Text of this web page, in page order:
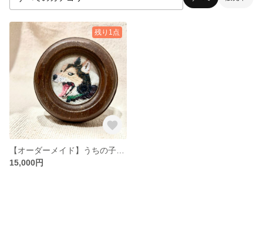
残り1点
15,000円